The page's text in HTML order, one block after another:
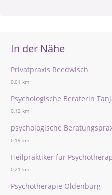
In der Nähe
Privatpraxis Reedwisch
0,01 km
Psychologische Beraterin
0,12 km
psychologische
0,19 km
Heilpraktiker für
0,21 km
Psychotherapie Oldenburg